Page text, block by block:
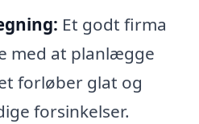
Et godt firma
med at planlægge
forløber glat og
forsinkelser.